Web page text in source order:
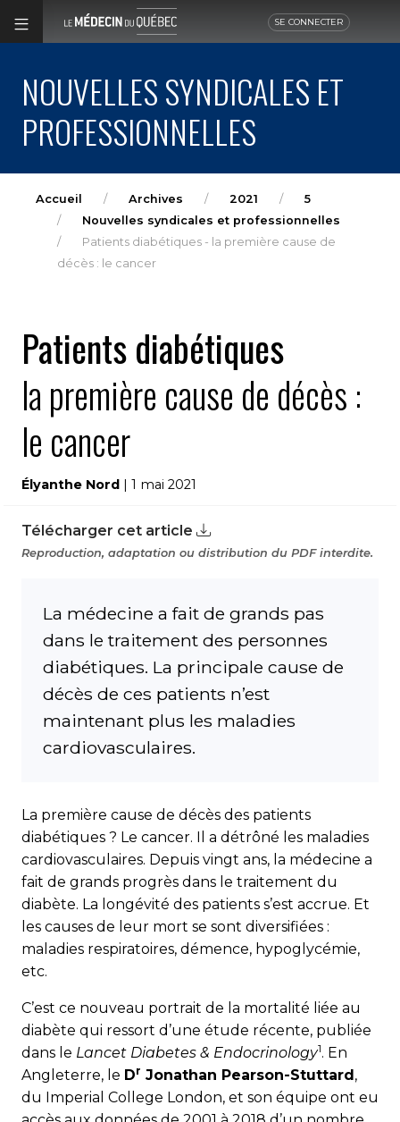
SE CONNECTER
NOUVELLES SYNDICALES ET
PROFESSIONNELLES
Accueil Archives 2021
5
Nouvelles syndicales et professionnelles
Patients diabétiques - la première cause de
décès : le cancer
Patients diabétiques
la première cause de décès :
le cancer
Élyanthe Nord | 1 mai 2021
Télécharger cet article
Reproduction, adaptation ou distribution du PDF interdite.
La médecine a fait de grands pas
dans le traitement des personnes
diabétiques. La principale cause de
décès de ces patients n’est
maintenant plus les maladies
cardiovasculaires.
La première cause de décès des patients
diabétiques ? Le cancer. Il a détrôné les maladies
cardiovasculaires. Depuis vingt ans, la médecine a
fait de grands progrès dans le traitement du
diabète. La longévité des patients s’est accrue. Et
les causes de leur mort se sont diversifiées :
maladies respiratoires, démence, hypoglycémie,
etc.
C’est ce nouveau portrait de la mortalité liée au
diabète qui ressort d’une étude récente, publiée
dans le Lancet Diabetes & Endocrinology1. En
Angleterre, le Dr Jonathan Pearson-Stuttard,
du Imperial College London, et son équipe ont eu